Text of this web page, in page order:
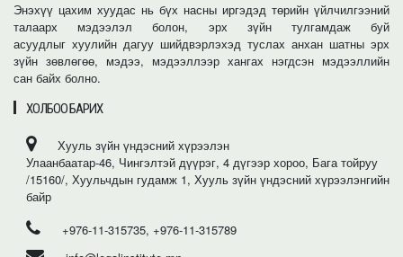
Энэхүү цахим хуудас нь бүх насны иргэдэд төрийн үйлчилгээний
талаарх мэдээлэл болон, эрх зүйн тулгамдаж буй
асуудлыг хуулийн дагуу шийдвэрлэхэд туслах анхан шатны эрх
зүйн зөвлөгөө, мэдээ, мэдээллээр хангах нэгдсэн мэдээллийн
сан байх болно.
ХОЛБОО БАРИХ
Хууль зүйн үндэсний хүрээлэн
Улаанбаатар-46, Чингэлтэй дүүрэг, 4 дүгээр хороо, Бага тойруу
/15160/, Хуульчдын гудамж 1, Хууль зүйн үндэсний хүрээлэнгийн
байр
+976-11-315735, +976-11-315789